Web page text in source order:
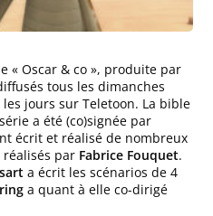
« Oscar & co », produite par
tous les dimanches
jours sur Teletoon. La bible
a été (co)signée par
écrit et réalisé de nombreux
réalisés par Fabrice Fouquet.
a écrit les scénarios de 4
a quant à elle co-dirigé